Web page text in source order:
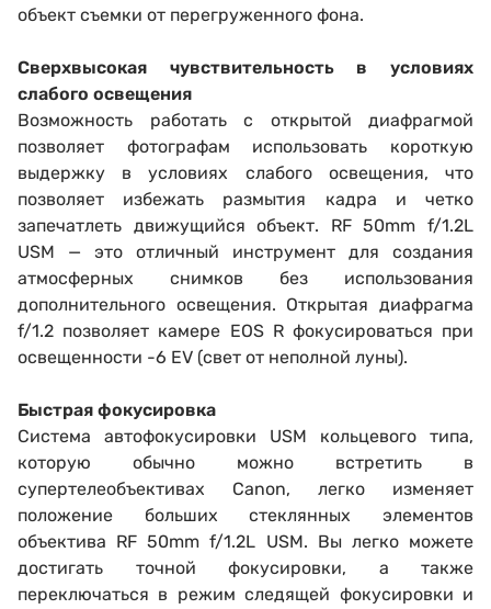
объект съемки от перегруженного фона.
Сверхвысокая чувствительность в условиях
слабого освещения
Возможность работать с открытой диафрагмой
позволяет фотографам использовать короткую
выдержку в условиях слабого освещения, что
позволяет избежать размытия кадра и четко
запечатлеть движущийся объект. RF 50mm f/1.2L
USM — это отличный инструмент для создания
атмосферных снимков без использования
дополнительного освещения. Открытая диафрагма
f/1.2 позволяет камере EOS R фокусироваться при
освещенности -6 EV (свет от неполной луны).
Быстрая фокусировка
Система автофокусировки USM кольцевого типа,
которую обычно можно встретить в
супертелеобъективах Canon, легко изменяет
положение больших стеклянных элементов
объектива RF 50mm f/1.2L USM. Вы легко можете
достигать точной фокусировки, а также
переключаться в режим следящей фокусировки и